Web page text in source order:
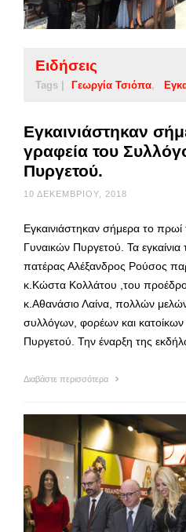
Ειδήσεις
Tags | Γεωργία Τσιόπα
Εγκαινιάστηκαν
γραφεία του
Πυργετού.
10 ΔΕΚΕΜΒΡΊΟΥ, 2018
Εγκαινιάστηκαν σήμερα το
Γυναικών Πυργετού. Τα εγκαίνια
πατέρας Αλέξανδρος Ρούσος
κ.Κώστα Κολλάτου ,του
κ.Αθανάσιο Λαίνα, πολλών
συλλόγων, φορέων και κατοίκων
Πυργετού. Την έναρξη της
Διαβάστε περισσότερα